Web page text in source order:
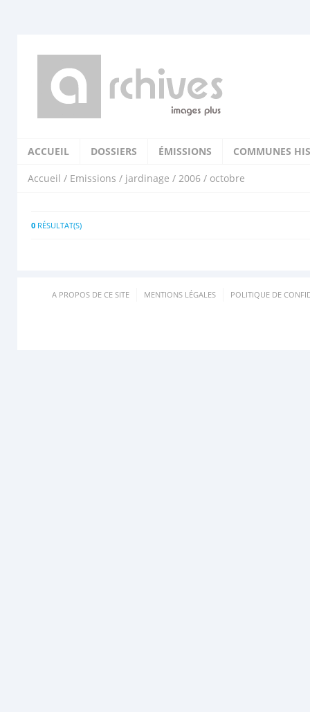
ACCUEIL DOSSIERS ÉMISSIONS COMMUNES
Accueil / Emissions / jardinage / 2006 / octobre
0 RÉSULTAT(S)
A PROPOS DE CE SITE MENTIONS LÉGALES POLITIQUE DE